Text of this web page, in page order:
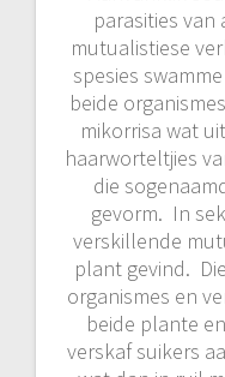
parasities van
mutualistiese
spesies
beide
mikorrisa wat
haarworteltjies
die
gevorm. In
verskillende
plant gevind.
organismes en
beide plante
verskaf suikers